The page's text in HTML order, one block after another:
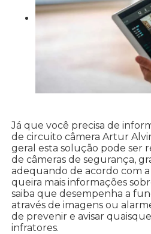
Já que você precisa de
de circuito câmera Artur
geral esta solução pode ser
de câmeras de segurança,
adequando de acordo com a
queira mais informações
saiba que desempenha a
através de imagens ou
de prevenir e avisar
infratores.